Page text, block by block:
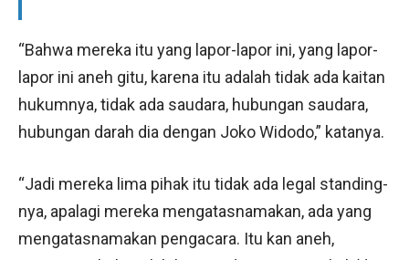
“Bahwa mereka itu yang lapor-lapor ini, yang lapor-
lapor ini aneh gitu, karena itu adalah tidak ada kaitan
hukumnya, tidak ada saudara, hubungan saudara,
hubungan darah dia dengan Joko Widodo,” katanya.
“Jadi mereka lima pihak itu tidak ada legal standing-
nya, apalagi mereka mengatasnamakan, ada yang
mengatasnamakan pengacara. Itu kan aneh,